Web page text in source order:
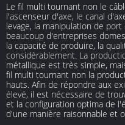
Le fil multi tournant non le
l'ascenseur d'axe, le canal
levage, la manipulation de
beaucoup d'entreprises
la capacité de produire, la
considérablement. La
métallique est très simple,
fil multi tournant non la
hauts. Afin de répondre aux
élevé, il est nécessaire de
et la configuration optima de
d'une manière raisonnable et